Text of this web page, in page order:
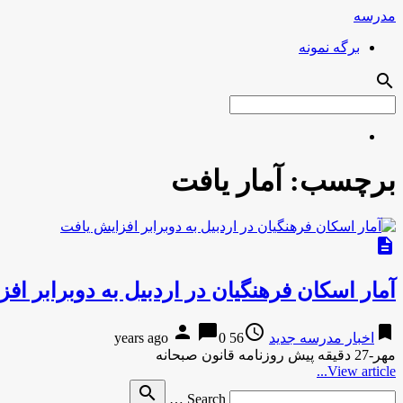
مدرسه
برگه نمونه
search
برچسب: آمار یافت
description
آمار اسکان فرهنگیان در اردبیل به دوبرابر
bookmark اخبار مدرسه جدید access_time
56 years ago
person chat_bubble0
مهر-27 دقیقه پیش روزنامه قانون صبحانه
View article...
Search …
search